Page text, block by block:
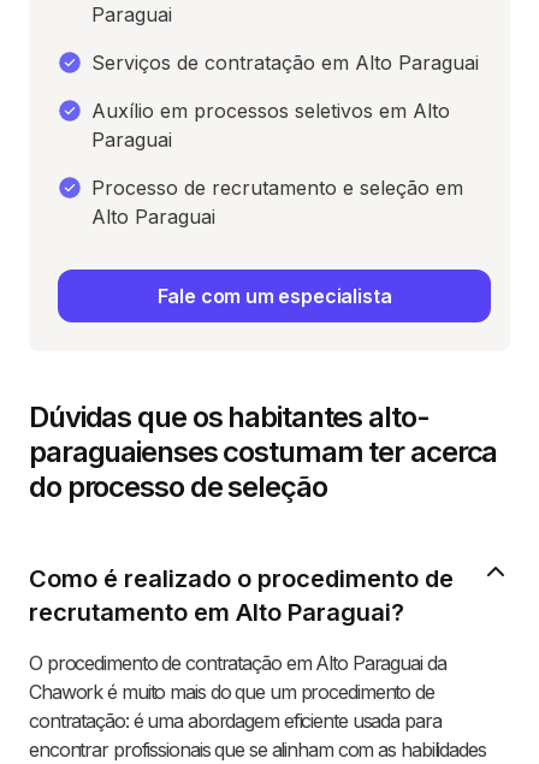
Dúvidas que os habitantes alto-
paraguaienses costumam ter acerca
do processo de seleção
Como é realizado o procedimento de
recrutamento em Alto Paraguai?
O procedimento de contratação em Alto Paraguai da
Chawork é muito mais do que um procedimento de
contratação: é uma abordagem eficiente usada para
encontrar profissionais que se alinham com as habilidades
Paraguai
Serviços de contratação em Alto Paraguai
Auxílio em processos seletivos em Alto
Paraguai
Processo de recrutamento e seleção em
Alto Paraguai
Fale com um especialista